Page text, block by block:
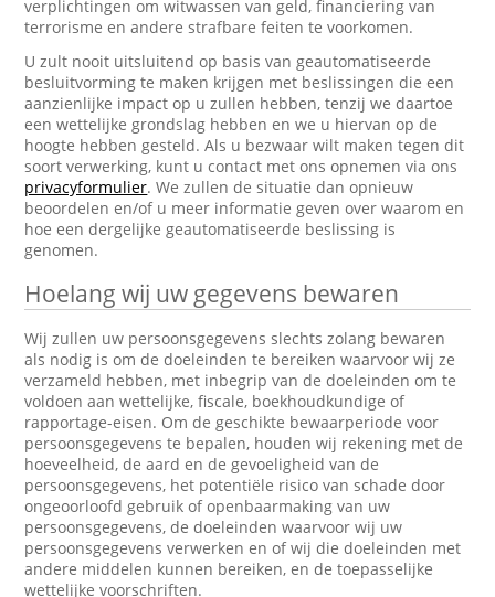
verplichtingen om witwassen van geld, financiering van
terrorisme en andere strafbare feiten te voorkomen.
U zult nooit uitsluitend op basis van geautomatiseerde
besluitvorming te maken krijgen met beslissingen die een
aanzienlijke impact op u zullen hebben, tenzij we daartoe
een wettelijke grondslag hebben en we u hiervan op de
hoogte hebben gesteld. Als u bezwaar wilt maken tegen dit
soort verwerking, kunt u contact met ons opnemen via ons
privacyformulier. We zullen de situatie dan opnieuw
beoordelen en/of u meer informatie geven over waarom en
hoe een dergelijke geautomatiseerde beslissing is
genomen.
Hoelang wij uw gegevens bewaren
Wij zullen uw persoonsgegevens slechts zolang bewaren
als nodig is om de doeleinden te bereiken waarvoor wij ze
verzameld hebben, met inbegrip van de doeleinden om te
voldoen aan wettelijke, fiscale, boekhoudkundige of
rapportage-eisen. Om de geschikte bewaarperiode voor
persoonsgegevens te bepalen, houden wij rekening met de
hoeveelheid, de aard en de gevoeligheid van de
persoonsgegevens, het potentiële risico van schade door
ongeoorloofd gebruik of openbaarmaking van uw
persoonsgegevens, de doeleinden waarvoor wij uw
persoonsgegevens verwerken en of wij die doeleinden met
andere middelen kunnen bereiken, en de toepasselijke
wettelijke voorschriften.